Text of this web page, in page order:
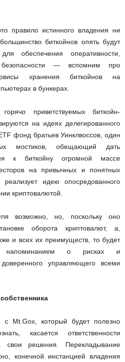
правило истинного владения ни
биткойнов опять будут
обеспечения оперативности,
— вспомним про
хранения биткойнов на
в бункерах.
приветствуемых биткойн-
на идеях делегированного
фонд братьев Уинклвоссов, один
мостиков, обещающий дать
к биткойну огромной массе
на привычных и понятных
идею опосредованного
криптовалютой.
возможно, но, поскольку оно
оборота криптовалют, а,
и всех их преимуществ, то будет
напоминанием о рисках и
управляющего всеми
с Mt.Gox, который будет полезно
касается ответственности
свои решения. Перекладывание
конечной инстанцией владения